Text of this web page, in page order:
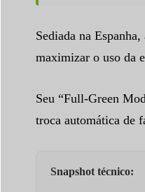
Sediada na
maximizar o uso da
Seu “Full-Green
troca automática de
Snapshot técnico: